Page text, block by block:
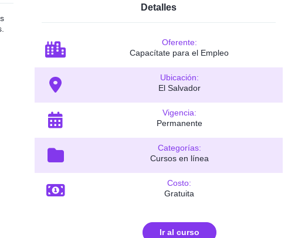
Detalles
Oferente:
Capacítate para el Empleo
Ubicación:
El Salvador
Vigencia:
Permanente
Categorías:
Cursos en línea
Costo:
Gratuita
Ir al curso